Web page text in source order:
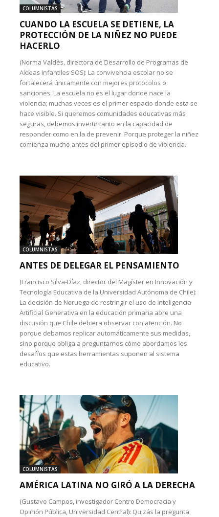
COLUMNISTAS
CUANDO LA ESCUELA SE DETIENE, LA
PROTECCIÓN DE LA NIÑEZ NO PUEDE
HACERLO
(Norma Valdés, directora de Desarrollo de Programas de
Aldeas Infantiles SOS): La convivencia escolar no se
fortalecerá únicamente con mejores protocolos o
sanciones. La escuela no es el lugar donde nace la
violencia; muchas veces es el primer espacio donde esta se
hace visible. Si queremos comunidades educativas más
seguras, debemos invertir tanto en la capacidad de
responder como en la de prevenir. Porque proteger la niñez
comienza mucho antes del primer episodio de violencia.
COLUMNISTAS
ANTES DE DELEGAR EL PENSAMIENTO
(Francisco Silva-Díaz, director del Magíster en Innovación y
Tecnología Educativa de la Universidad Autónoma de Chile):
La decisión de Noruega de restringir el uso de Inteligencia
Artificial Generativa en la educación primaria abre una
discusión que Chile debiera observar con atención. No
porque debamos replicar automáticamente sus medidas,
sino porque obliga a preguntarnos cómo abordamos los
desafíos que estas herramientas suponen al sistema
educativo.
COLUMNISTAS
AMÉRICA LATINA NO GIRÓ A LA DERECHA
(Gustavo Campos, investigador Centro Democracia y
Opinión Pública, Universidad Central): Quizás la pregunta